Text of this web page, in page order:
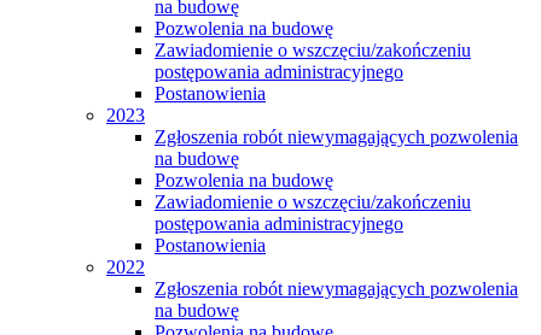
na budowę
Pozwolenia na budowę
Zawiadomienie o wszczęciu/zakończeniu
postępowania administracyjnego
Postanowienia
2023
Zgłoszenia robót niewymagających pozwolenia
na budowę
Pozwolenia na budowę
Zawiadomienie o wszczęciu/zakończeniu
postępowania administracyjnego
Postanowienia
2022
Zgłoszenia robót niewymagających pozwolenia
na budowę